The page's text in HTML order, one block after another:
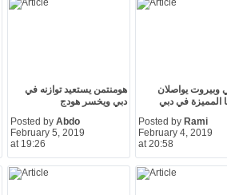
هومنتمن يستعيد توازنه في
دبي ويخسر هودج
Posted by Abdo
February 5, 2019
at 19:26
وبيروت يواصلان
المميزة في دبي
Posted by Rami
February 4, 2019
at 20:58